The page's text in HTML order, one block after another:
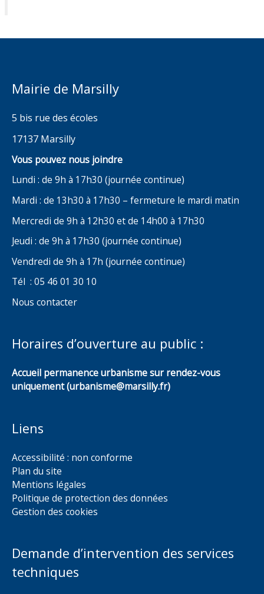
Mairie de Marsilly
5 bis rue des écoles
17137 Marsilly
Vous pouvez nous joindre
Lundi : de 9h à 17h30 (journée continue)
Mardi : de 13h30 à 17h30 – fermeture le mardi matin
Mercredi de 9h à 12h30 et de 14h00 à 17h30
Jeudi : de 9h à 17h30 (journée continue)
Vendredi de 9h à 17h (journée continue)
Tél : 05 46 01 30 10
Nous contacter
Horaires d’ouverture au public :
Accueil permanence urbanisme sur rendez-vous
uniquement (urbanisme@marsilly.fr)
Liens
Accessibilité : non conforme
Plan du site
Mentions légales
Politique de protection des données
Gestion des cookies
Demande d’intervention des services
techniques